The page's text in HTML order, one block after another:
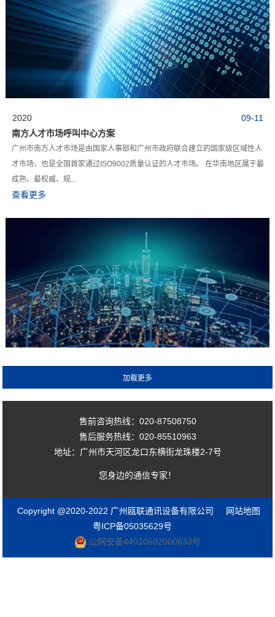
09-11
2020
南方人才市场呼叫中心方案
广州市南方人才市场是由国家人事部和广州市政府联合建立的国家级区域性人
才市场，也是全国首家通过ISO9002质量认证的人才市场。 在华南地区属于最
成熟、最权威、规...
查看更多
售前咨询热线：020-87508750
售后服务热线：020-85510963
地址：广州市天河区龙口东横街龙珠楼2-7号
您身边的通信专家！
Copyright @2020-2022 广州瓯联通讯设备有限公司
网站地图
粤ICP备05035629号
公网安备44010602000633号